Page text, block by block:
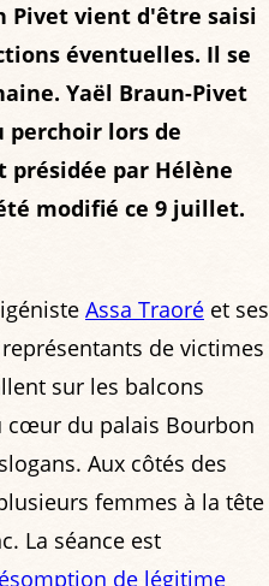
Pivet vient d'être saisi
éventuelles. Il se
Yaël Braun-Pivet
perchoir lors de
par Hélène
modifié ce 9 juillet.
Assa Traoré et ses
de victimes
sur les balcons
cœur du palais Bourbon
Aux côtés des
femmes à la tête
La séance est
de légitime